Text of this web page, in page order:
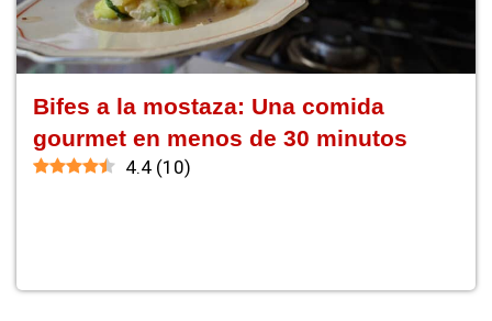
Bifes a la mostaza: Una comida
gourmet en menos de 30 minutos
4.4 (10)